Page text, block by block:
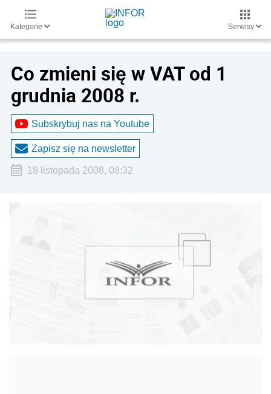
Kategorie Serwisy
Co zmieni się w VAT od 1
grudnia 2008 r.
Subskrybuj nas na Youtube
Zapisz się na newsletter
18 listopada 2008, 08:32